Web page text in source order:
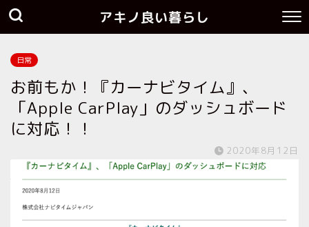
アキノ良い暮らし
日常
お前もか！『カーナビタイム』、
「Apple CarPlay」のダッシュボード
に対応！！
2020年8月12日